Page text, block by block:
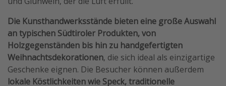
Die Kunsthandwerksstände bieten eine große Auswahl
an typischen Südtiroler Produkten, von
Holzgegenständen bis hin zu handgefertigten
Weihnachtsdekorationen, die sich ideal als einzigartige
Geschenke eignen. Die Besucher können außerdem
lokale Köstlichkeiten wie Speck, traditionelle